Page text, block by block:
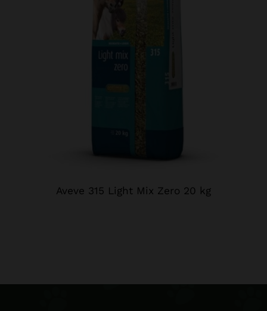
Aveve 315 Light Mix Zero 20 kg